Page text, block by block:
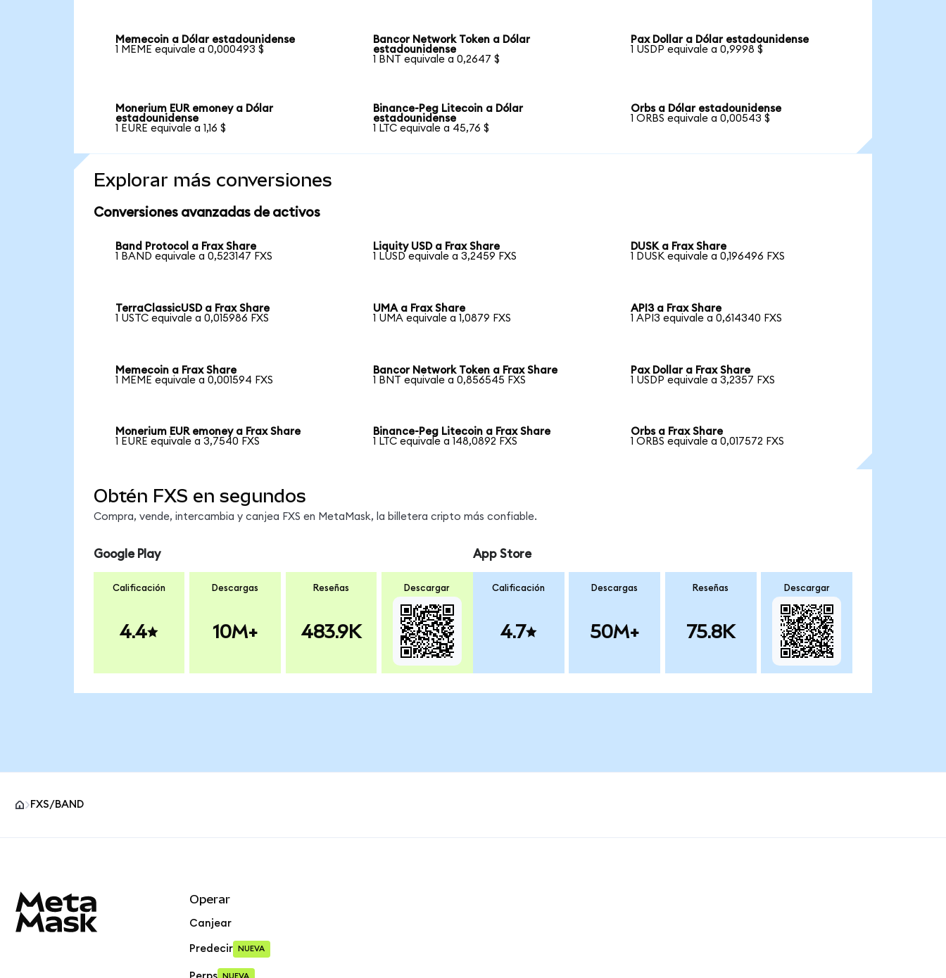
Memecoin a Dólar estadounidense
1 MEME equivale a 0,000493 $
Bancor Network Token a Dólar
estadounidense
1 BNT equivale a 0,2647 $
Pax Dollar a Dólar estadounidense
1 USDP equivale a 0,9998 $
Monerium EUR emoney a Dólar
estadounidense
1 EURE equivale a 1,16 $
Binance-Peg Litecoin a Dólar
estadounidense
1 LTC equivale a 45,76 $
Orbs a Dólar estadounidense
1 ORBS equivale a 0,00543 $
Explorar más conversiones
Conversiones avanzadas de activos
Band Protocol a Frax Share
1 BAND equivale a 0,523147 FXS
Liquity USD a Frax Share
1 LUSD equivale a 3,2459 FXS
DUSK a Frax Share
1 DUSK equivale a 0,196496 FXS
TerraClassicUSD a Frax Share
1 USTC equivale a 0,015986 FXS
UMA a Frax Share
1 UMA equivale a 1,0879 FXS
API3 a Frax Share
1 API3 equivale a 0,614340 FXS
Memecoin a Frax Share
1 MEME equivale a 0,001594 FXS
Bancor Network Token a Frax Share
1 BNT equivale a 0,856545 FXS
Pax Dollar a Frax Share
1 USDP equivale a 3,2357 FXS
Monerium EUR emoney a Frax Share
1 EURE equivale a 3,7540 FXS
Binance-Peg Litecoin a Frax Share
1 LTC equivale a 148,0892 FXS
Orbs a Frax Share
1 ORBS equivale a 0,017572 FXS
Obtén FXS en segundos
Compra, vende, intercambia y canjea FXS en MetaMask, la billetera cripto más confiable.
Google Play
Calificación
4.4
Descargas
10M+
Reseñas
483.9K
Descargar
App Store
Calificación
4.7
Descargas
50M+
Reseñas
75.8K
Descargar
FXS/BAND
Operar
Canjear
Predecir NUEVA
NUEVA